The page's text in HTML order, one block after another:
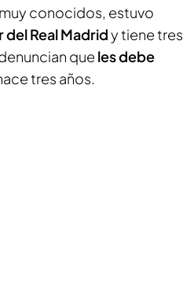
conocidos, estuvo
del Real Madridy tiene tres
que les debe
tres años.